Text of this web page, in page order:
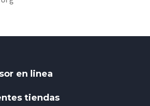
en linea
tiendas